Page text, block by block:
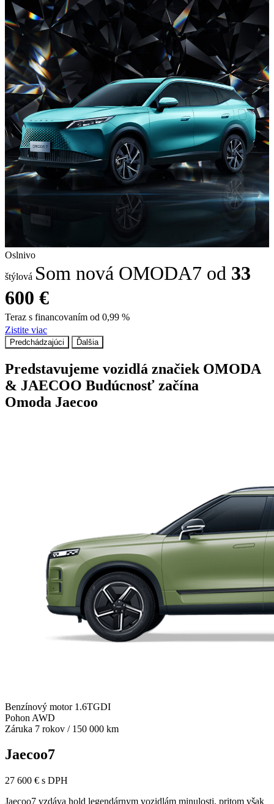
Oslnivo
štýlová Som nová OMODA7 od 33
600 €
Teraz s financovaním od 0,99 %
Zistite viac
Predchádzajúci Ďalšia
Predstavujeme vozidlá značiek OMODA
& JAECOO Budúcnosť začína
Omoda Jaecoo
Benzínový motor 1.6TGDI
Pohon AWD
Záruka 7 rokov / 150 000 km
Jaecoo7
27 600 € s DPH
Jaecoo7 vzdáva hold legendárnym vozidlám minulosti, pritom však